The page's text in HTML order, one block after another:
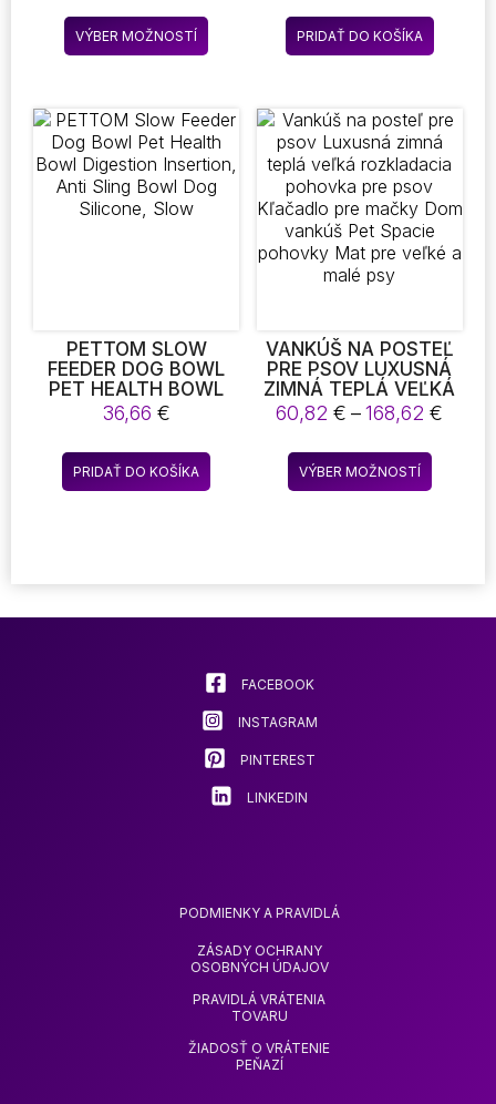
ZÁBAVA MINI
POMPOMS HRY
STRETCH PLYŠOVÉ
DOMÁCE ZVIERATÁ
3,44 €
through
VÝBER MOŽNOSTÍ
Tento
produkt
variantov.
Možnosti
si
môžete
ZVÝŠENÝM
DIZAJNOM CREAM
PRIDAŤ DO KOŠÍKA
PETTOM SLOW
FEEDER DOG BOWL
PET HEALTH BOWL
DIGESTION
INSERTION, ANTI
SLING BOWL DOG
SILICONE, SLOW
36,66 €
PRIDAŤ DO KOŠÍKA
VANKÚŠ NA POSTEĽ
PRE PSOV LUXUSNÁ
ZIMNÁ TEPLÁ VEĽKÁ
ROZKLADACIA
POHOVKA PRE PSOV
KĽAČADLO PRE
MAČKY DOM VANKÚŠ
PET SPACIE POHOVKY
60,82€ – 168,62€
VÝBER MOŽNOSTÍ
Tento
produkt
FACEBOOK
INSTAGRAM
PINTEREST
LINKEDIN
PODMIENKY A PRAVIDLÁ
ZÁSADY OCHRANY
OSOBNÝCH ÚDAJOV
PRAVIDLÁ VRÁTENIA
TOVARU
ŽIADOSŤ O VRÁTENIE
PEŇAZÍ